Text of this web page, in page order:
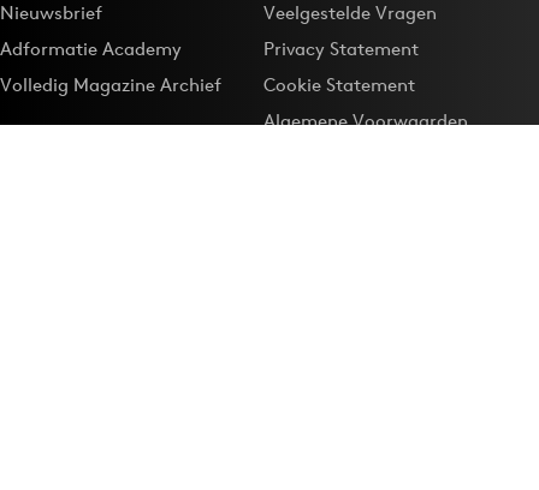
Nieuwsbrief
Adformatie Academy
Volledig Magazine Archief
Veelgestelde Vragen
Privacy Statement
Cookie Statement
Algemene Voorwaarden